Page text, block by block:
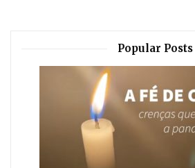
Popular Posts